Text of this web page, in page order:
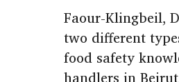
Faour-Klingbeil,
two different
food safety
handlers in